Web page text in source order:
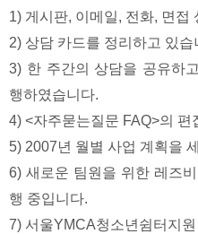
1) 게시판, 이메일, 전화, 면접
2) 상담 카드를 정리하고 있습
3) 한 주간의 상담을 공유하
행하였습니다.
4) <자주묻는질문 FAQ>의 편
5) 2007년 월별 사업 계획을
6) 새로운 팀원을 위한 레즈
행 중입니다.
7) 서울YMCA청소년쉼터지